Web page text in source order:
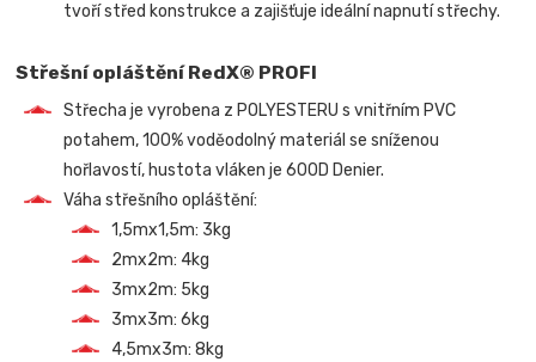
tvoří střed konstrukce a zajišťuje ideální napnutí střechy.
Střešní opláštění RedX® PROFI
Střecha je vyrobena z POLYESTERU s vnitřním PVC
potahem, 100% voděodolný materiál se sníženou
hořlavostí, hustota vláken je 600D Denier.
Váha střešního opláštění:
1,5mx1,5m: 3kg
2mx2m: 4kg
3mx2m: 5kg
3mx3m: 6kg
4,5mx3m: 8kg